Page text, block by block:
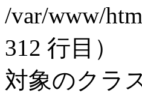
/var/www/
312 行目）
対象のクラ